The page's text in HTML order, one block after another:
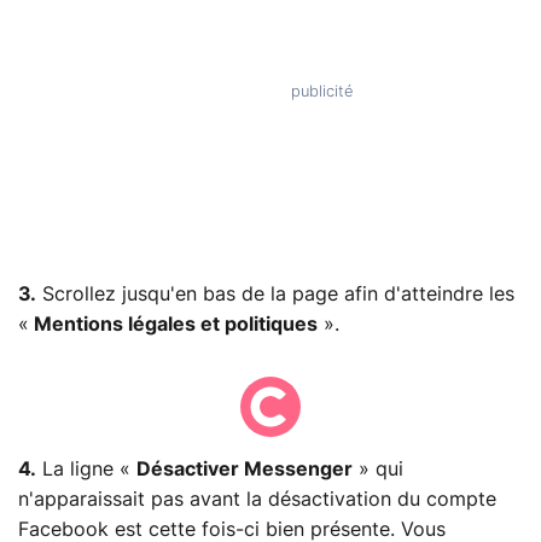
3. Scrollez jusqu'en bas de la page afin d'atteindre les
« Mentions légales et politiques ».
4. La ligne « Désactiver Messenger » qui
n'apparaissait pas avant la désactivation du compte
Facebook est cette fois-ci bien présente. Vous